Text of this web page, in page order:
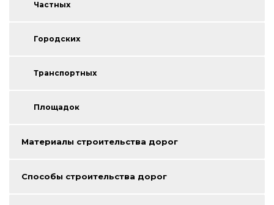
Частных
Городских
Транспортных
Площадок
Материалы строительства дорог
Способы строительства дорог